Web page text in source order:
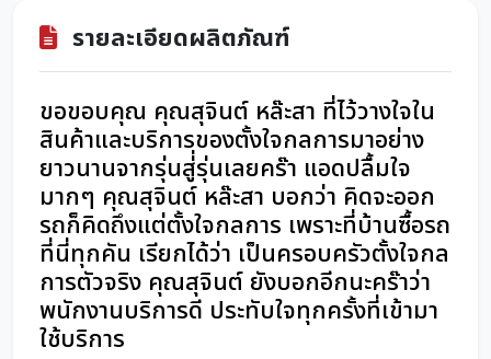
รายละเอียดผลิตภัณฑ์
ขอขอบคุณ คุณสุจินต์ หล๊ะสา ที่ไว้วางใจใน
สินค้าและบริการของตั้งใจกลการมาอย่าง
ยาวนานจากรุ่นสู่่รุ่นเลยคร๊า แอดปลื้มใจ
มากๆ คุณสุจินต์ หล๊ะสา บอกว่า คิดจะออก
รถก็คิดถึงแต่ตั้งใจกลการ เพราะที่บ้านซื้อรถ
ที่นี่ทุกคัน เรียกได้ว่า เป็นครอบครัวตั้งใจกล
การตัวจริง คุณสุจินต์ ยังบอกอีกนะคร๊าว่า
พนักงานบริการดี ประทับใจทุกครั้งที่เข้ามา
ใช้บริการ